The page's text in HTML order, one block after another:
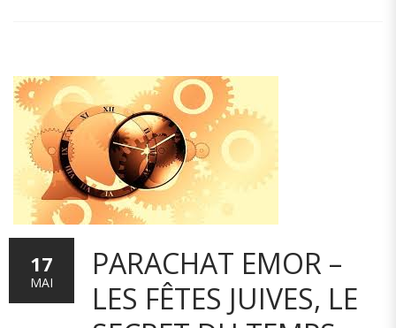
PARACHAT EMOR –
LES FÊTES JUIVES, LE
17
MAI